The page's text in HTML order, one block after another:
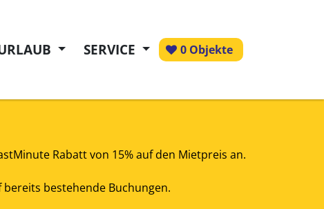
SERVICE 0 Objekte
Rabatt von 15% auf den Mietpreis an.
bestehende Buchungen.